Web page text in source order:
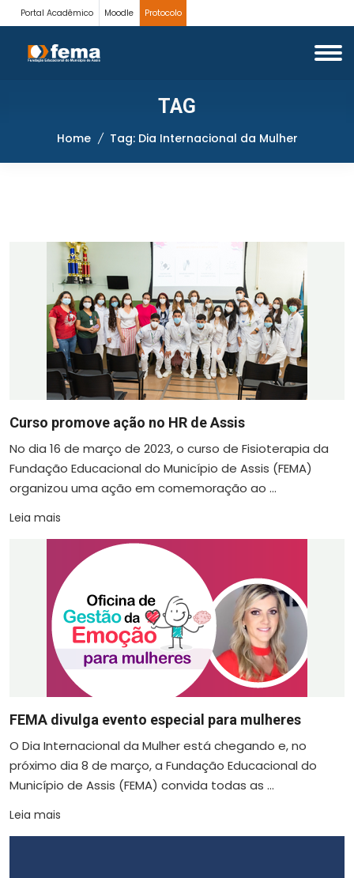
Portal Acadêmico Moodle Protocolo
TAG
Home Tag: Dia Internacional da Mulher
Curso promove ação no HR de Assis
No dia 16 de março de 2023, o curso de Fisioterapia da
Fundação Educacional do Município de Assis (FEMA)
organizou uma ação em comemoração ao ...
Leia mais
FEMA divulga evento especial para mulheres
O Dia Internacional da Mulher está chegando e, no
próximo dia 8 de março, a Fundação Educacional do
Município de Assis (FEMA) convida todas as ...
Leia mais